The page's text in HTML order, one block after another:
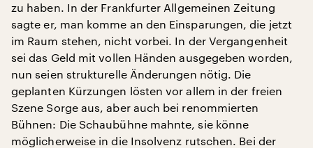
zu haben. In der Frankfurter Allgemeinen Zeitung
sagte er, man komme an den Einsparungen, die jetzt
im Raum stehen, nicht vorbei. In der Vergangenheit
sei das Geld mit vollen Händen ausgegeben worden,
nun seien strukturelle Änderungen nötig. Die
geplanten Kürzungen lösten vor allem in der freien
Szene Sorge aus, aber auch bei renommierten
Bühnen: Die Schaubühne mahnte, sie könne
möglicherweise in die Insolvenz rutschen. Bei der